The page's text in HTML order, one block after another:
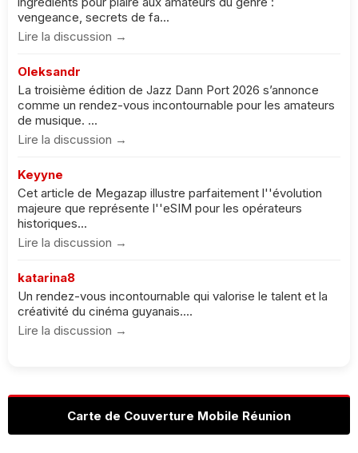
vengeance, secrets de fa...
Lire la discussion →
Oleksandr
La troisième édition de Jazz Dann Port 2026 s’annonce
comme un rendez-vous incontournable pour les amateurs
de musique. ...
Lire la discussion →
Keyyne
Cet article de Megazap illustre parfaitement l''évolution
majeure que représente l''eSIM pour les opérateurs
historiques...
Lire la discussion →
katarina8
Un rendez-vous incontournable qui valorise le talent et la
créativité du cinéma guyanais....
Lire la discussion →
Carte de Couverture Mobile Réunion